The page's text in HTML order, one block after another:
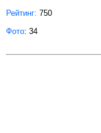
Рейтинг: 750
Фото: 34